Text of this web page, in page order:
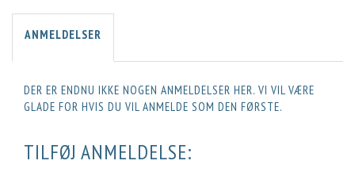
ANMELDELSER
DER ER ENDNU IKKE NOGEN ANMELDELSER HER. VI VIL VÆRE
GLADE FOR HVIS DU VIL ANMELDE SOM DEN FØRSTE.
TILFØJ ANMELDELSE: